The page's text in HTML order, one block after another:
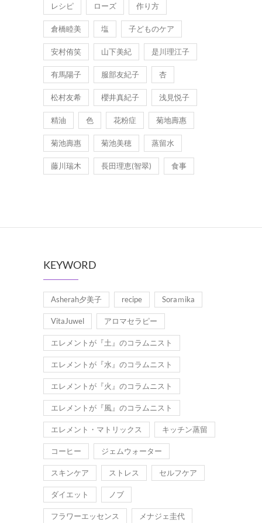
レシピ ローズ 作り方
倉橋睦美 塩 子どものケア
安村侑笑 山下美紀 是川理江子
有馬陽子 服部友紀子 杏
松村友希 櫻井真紀子 浅見悦子
精油 色 花粉症 菊地壽惠
菊池壽惠 菊池美穂 蒸留水
藤川瑞木 長田理恵(智翠) 食事
KEYWORD
Asherah夕美子 recipe Soraｍika
VitaJuwel アロマセラピー
エレメントが『土』のコラムニスト
エレメントが『水』のコラムニスト
エレメントが『火』のコラムニスト
エレメントが『風』のコラムニスト
エレメント・マトリックス キッチン蒸留
コーヒー ジェムウォーター
スキンケア ストレス セルフケア
ダイエット ノブ
フラワーエッセンス メナジェ圭代